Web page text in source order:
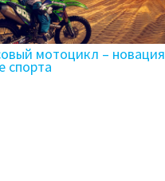
мотоцикл – новация
спорта